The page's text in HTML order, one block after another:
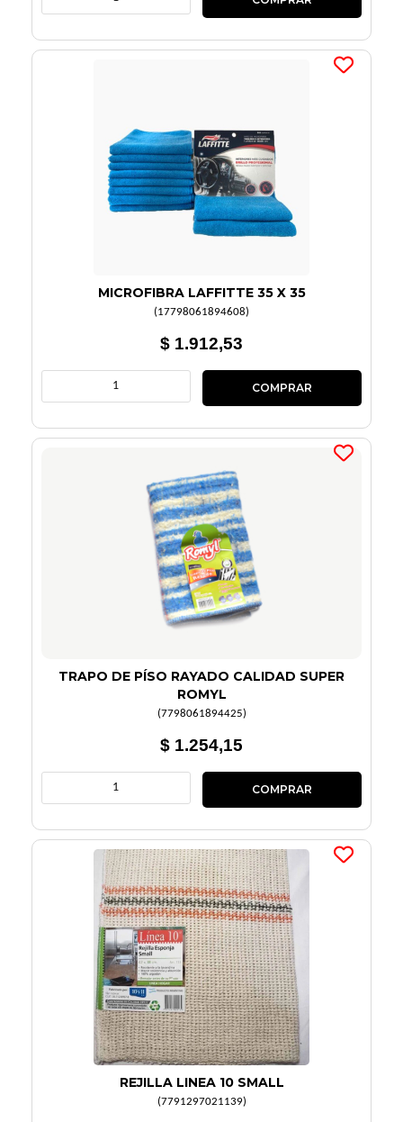
MICROFIBRA LAFFITTE 35 X 35
(17798061894608)
$ 1.912,53
TRAPO DE PÍSO RAYADO CALIDAD SUPER
ROMYL
(7798061894425)
$ 1.254,15
REJILLA LINEA 10 SMALL
(7791297021139)